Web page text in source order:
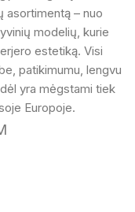
asortimentą – nuo
modelių, kurie
estetiką. Visi
patikimumu, lengvu
yra mėgstami tiek
Europoje.